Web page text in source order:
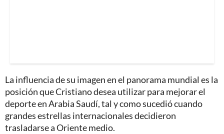
La influencia de su imagen en el panorama mundial es la
posición que Cristiano desea utilizar para mejorar el
deporte en Arabia Saudí, tal y como sucedió cuando
grandes estrellas internacionales decidieron
trasladarse a Oriente medio.